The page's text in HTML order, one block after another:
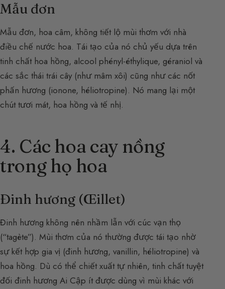
Mẫu đơn
Mẫu đơn, hoa câm, không tiết lộ mùi thơm với nhà
điều chế nước hoa. Tái tạo của nó chủ yếu dựa trên
tinh chất hoa hồng, alcool phényl-éthylique, géraniol và
các sắc thái trái cây (như mâm xôi) cũng như các nốt
phấn hương (ionone, héliotropine). Nó mang lại một
chút tươi mát, hoa hồng và tế nhị.
4. Các hoa cay nồng
trong họ hoa
Đinh hương (Œillet)
Đinh hương không nên nhầm lẫn với cúc vạn thọ
(“tagète”). Mùi thơm của nó thường được tái tạo nhờ
sự kết hợp gia vị (đinh hương, vanillin, héliotropine) và
hoa hồng. Dù có thể chiết xuất tự nhiên, tinh chất tuyệt
đối đinh hương Ai Cập ít được dùng vì mùi khác với